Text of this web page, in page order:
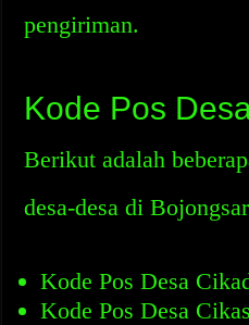
pengiriman.
Kode Pos
Berikut adalah
desa-desa di
Kode Pos Desa
Kode Pos Desa